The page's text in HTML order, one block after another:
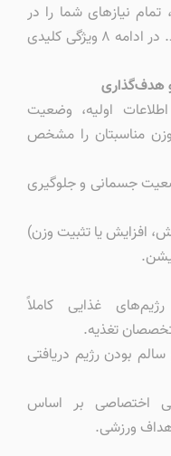
تمام نیازهای شما را در
زمینه سلامت و تغذیه پوشش می‌دهد. در ادامه ۸ ویژگی کلیدی
اولیه، وضعیت
مناسبتان را مشخص
جسمانی و جلوگیری
افزایش یا تثبیت وزن)
غذایی کاملاً
تغذیه.
بودن رژیم دریافتی
اختصاصی بر اساس
ورزشی.